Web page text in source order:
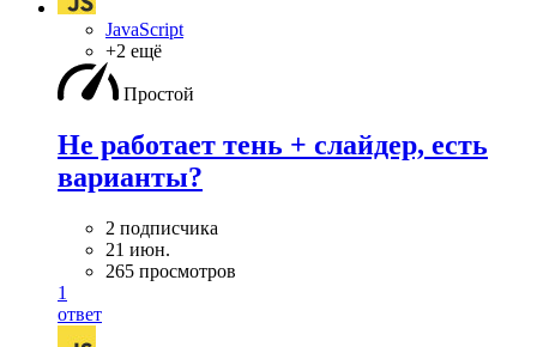
JavaScript
+2 ещё
Простой
Не работает тень + слайдер, есть
варианты?
2 подписчика
21 июн.
265 просмотров
1
ответ